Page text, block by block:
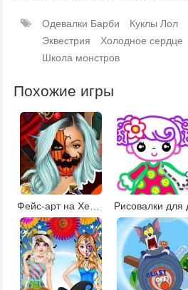
Одевалки Барби Куклы Лол
Эквестрия
Холодное сердце
Школа монстров
Похожие игры
Фейс-арт на Хеллоуин 2